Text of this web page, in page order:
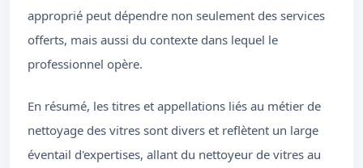
approprié peut dépendre non seulement des services
offerts, mais aussi du contexte dans lequel le
professionnel opère.
En résumé, les titres et appellations liés au métier de
nettoyage des vitres sont divers et reflètent un large
éventail d'expertises, allant du nettoyeur de vitres au